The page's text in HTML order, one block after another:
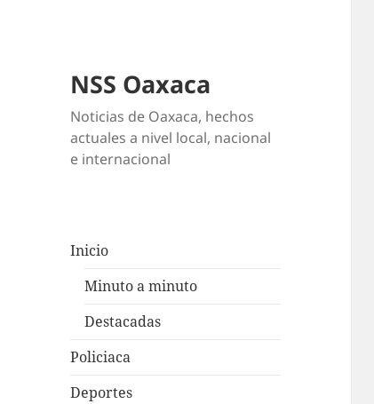
NSS Oaxaca
Noticias de Oaxaca, hechos
actuales a nivel local, nacional
e internacional
Inicio
Minuto a minuto
Destacadas
Policiaca
Deportes